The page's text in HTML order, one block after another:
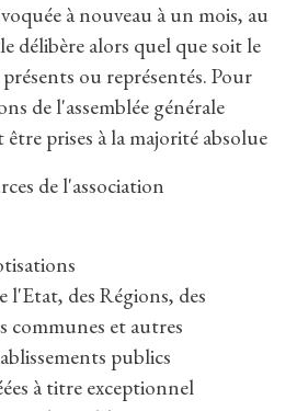
à nouveau à un mois, au
délibère alors quel que soit le
ou représentés. Pour
de l'assemblée générale
prises à la majorité absolue
de l'association
l'Etat, des Régions, des
communes et autres
publics
à titre exceptionnel